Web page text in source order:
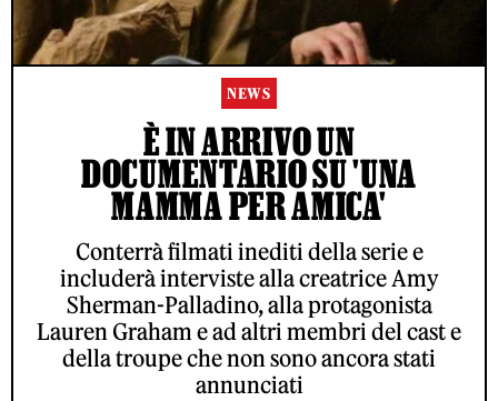
NEWS
È IN ARRIVO UN
DOCUMENTARIO SU 'UNA
MAMMA PER AMICA'
Conterrà filmati inediti della serie e
includerà interviste alla creatrice Amy
Sherman-Palladino, alla protagonista
Lauren Graham e ad altri membri del cast e
della troupe che non sono ancora stati
annunciati